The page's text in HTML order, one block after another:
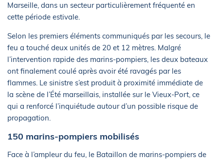
Marseille, dans un secteur particulièrement fréquenté en
cette période estivale.
Selon les premiers éléments communiqués par les secours, le
feu a touché deux unités de 20 et 12 mètres. Malgré
l’intervention rapide des marins-pompiers, les deux bateaux
ont finalement coulé après avoir été ravagés par les
flammes. Le sinistre s’est produit à proximité immédiate de
la scène de l’Été marseillais, installée sur le Vieux-Port, ce
qui a renforcé l’inquiétude autour d’un possible risque de
propagation.
150 marins-pompiers mobilisés
Face à l’ampleur du feu, le Bataillon de marins-pompiers de